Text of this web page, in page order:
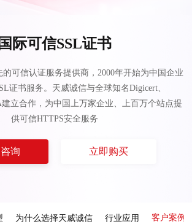
国际可信SSL证书
可信认证服务提供商，2000年开始为中国企业
证书服务。天威诚信与全球知名Digicert、
建立合作，为中国上万家企业、上百万个站点提
供可信HTTPS安全服务
询 立即购买
为什么选择天威诚信 行业应用 客户案例